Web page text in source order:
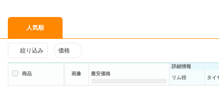
人気順
絞り込み 価格
商品 画像 最安価格
詳細情報
リム径
タイ